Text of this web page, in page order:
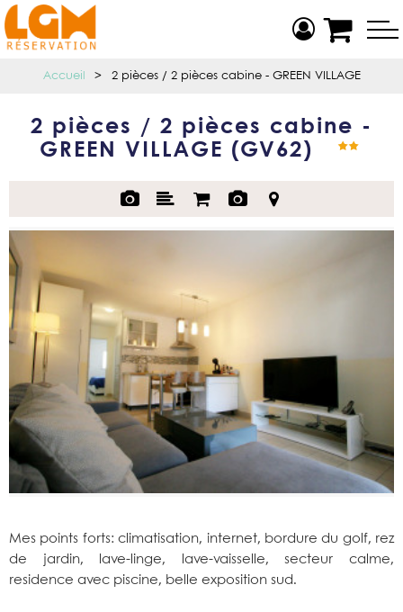
Accueil > 2 pièces / 2 pièces cabine - GREEN VILLAGE
2 pièces / 2 pièces cabine -
GREEN VILLAGE (GV62 )
Mes points forts: climatisation, internet, bordure du golf, rez
de jardin, lave-linge, lave-vaisselle, secteur calme,
residence avec piscine, belle exposition sud.